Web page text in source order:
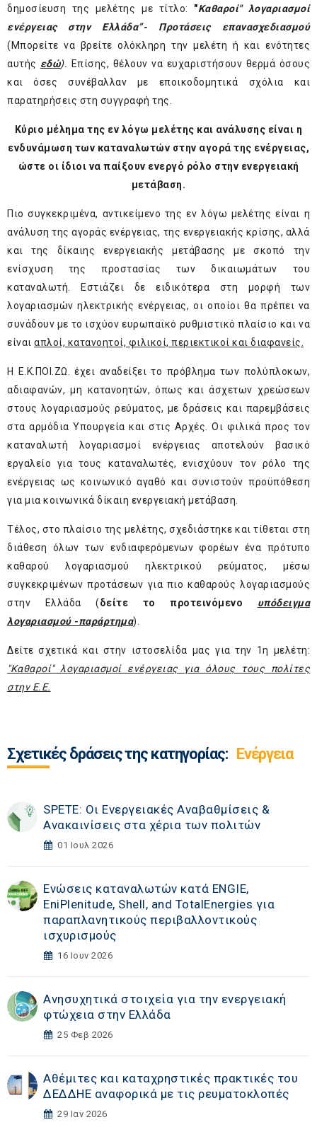
δημοσίευση της μελέτης με τίτλο:
"Καθαροί" λογαριασμοί
ενέργειας στην Ελλάδα”- Προτάσεις επανασχεδιασμού
(Μπορείτε να βρείτε ολόκληρη την μελέτη ή και ενότητες
αυτής εδώ). Επίσης, θέλουν να ευχαριστήσουν θερμά όσους
και όσες συνέβαλλαν με εποικοδομητικά σχόλια και
παρατηρήσεις στη συγγραφή της.
Κύριο μέλημα της εν λόγω μελέτης και ανάλυσης είναι η
ενδυνάμωση των καταναλωτών στην αγορά της ενέργειας,
ώστε οι ίδιοι να παίξουν ενεργό ρόλο στην ενεργειακή
μετάβαση.
Πιο συγκεκριμένα, αντικείμενο της εν λόγω μελέτης είναι η
ανάλυση της αγοράς ενέργειας, της ενεργειακής κρίσης, αλλά
και της δίκαιης ενεργειακής μετάβασης με σκοπό την
ενίσχυση της προστασίας των δικαιωμάτων του
καταναλωτή. Εστιάζει δε ειδικότερα στη μορφή των
λογαριασμών ηλεκτρικής ενέργειας, οι οποίοι θα πρέπει να
συνάδουν με το ισχύον ευρωπαϊκό ρυθμιστικό πλαίσιο και να
είναι απλοί, κατανοητοί, φιλικοί, περιεκτικοί και διαφανείς.
Η Ε.Κ.ΠΟΙ.ΖΩ. έχει αναδείξει το πρόβλημα των πολύπλοκων,
αδιαφανών, μη κατανοητών, όπως και άσχετων χρεώσεων
στους λογαριασμούς ρεύματος, με δράσεις και παρεμβάσεις
στα αρμόδια Υπουργεία και στις Αρχές. Οι φιλικά προς τον
καταναλωτή λογαριασμοί ενέργειας αποτελούν βασικό
εργαλείο για τους καταναλωτές, ενισχύουν τον ρόλο της
ενέργειας ως κοινωνικό αγαθό και συνιστούν προϋπόθεση
για μια κοινωνικά δίκαιη ενεργειακή μετάβαση.
Τέλος, στο πλαίσιο της μελέτης, σχεδιάστηκε και τίθεται στη
διάθεση όλων των ενδιαφερόμενων φορέων ένα πρότυπο
καθαρού λογαριασμού ηλεκτρικού ρεύματος, μέσω
συγκεκριμένων προτάσεων για πιο καθαρούς λογαριασμούς
στην Ελλάδα (δείτε το προτεινόμενο υπόδειγμα
λογαριασμού -παράρτημα).
Δείτε σχετικά και στην ιστοσελίδα μας για την 1η μελέτη:
"Καθαροί" λογαριασμοί ενέργειας για όλους τους πολίτες
στην Ε.Ε.
Σχετικές δράσεις της κατηγορίας: Ενέργεια
SPETE: Οι Ενεργειακές Αναβαθμίσεις &
Ανακαινίσεις στα χέρια των πολιτών
01 Ιουλ 2026
Ενώσεις καταναλωτών κατά ENGIE,
EniPlenitude, Shell, and TotalEnergies για
παραπλανητικούς περιβαλλοντικούς
ισχυρισμούς
16 Ιουν 2026
Ανησυχητικά στοιχεία για την ενεργειακή
φτώχεια στην Ελλάδα
25 Φεβ 2026
Αθέμιτες και καταχρηστικές πρακτικές του
ΔΕΔΔΗΕ αναφορικά με τις ρευματοκλοπές
29 Ιαν 2026